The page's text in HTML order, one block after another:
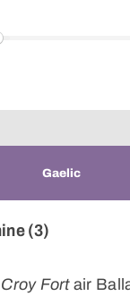
Gaelic
(3)
Croy Fortair